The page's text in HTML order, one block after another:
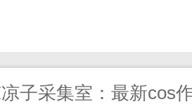
子采集室：最新cos